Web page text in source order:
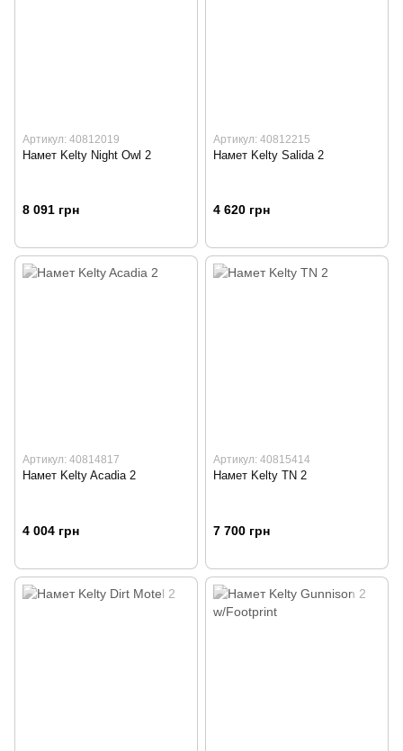
Артикул: 40812019
Намет Kelty Night Owl 2
8 091 грн
Артикул: 40812215
Намет Kelty Salida 2
4 620 грн
Артикул: 40814817
Намет Kelty Acadia 2
4 004 грн
Артикул: 40815414
Намет Kelty TN 2
7 700 грн